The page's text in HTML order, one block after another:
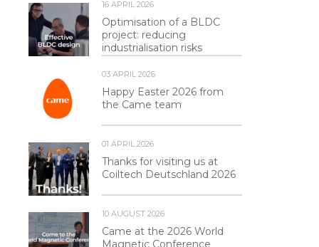
16 APRIL 2026
Optimisation of a BLDC
project: reducing
industrialisation risks
03 APRIL 2026
Happy Easter 2026 from
the Came team
01 APRIL 2026
Thanks for visiting us at
Coiltech Deutschland 2026
10 AUGUST 2026
Came at the 2026 World
Magnetic Conference